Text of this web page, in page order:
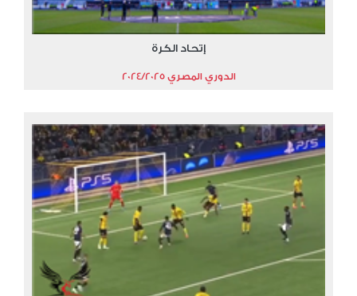
إتحاد الكرة
الدوري المصري 2024/2025